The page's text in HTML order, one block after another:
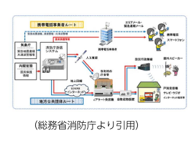
（総務省消防庁より引用）